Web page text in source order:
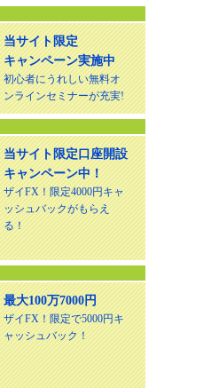
当サイト限定
キャンペーン実施中
初心者にうれしい無料オ
ンラインセミナーが充実!
当サイト限定口座開設
キャンペーン中！
ザイFX！限定4000円キャ
ッシュバックがもらえ
る！
最大100万7000円
ザイFX！限定で5000円キ
ャッシュバック！